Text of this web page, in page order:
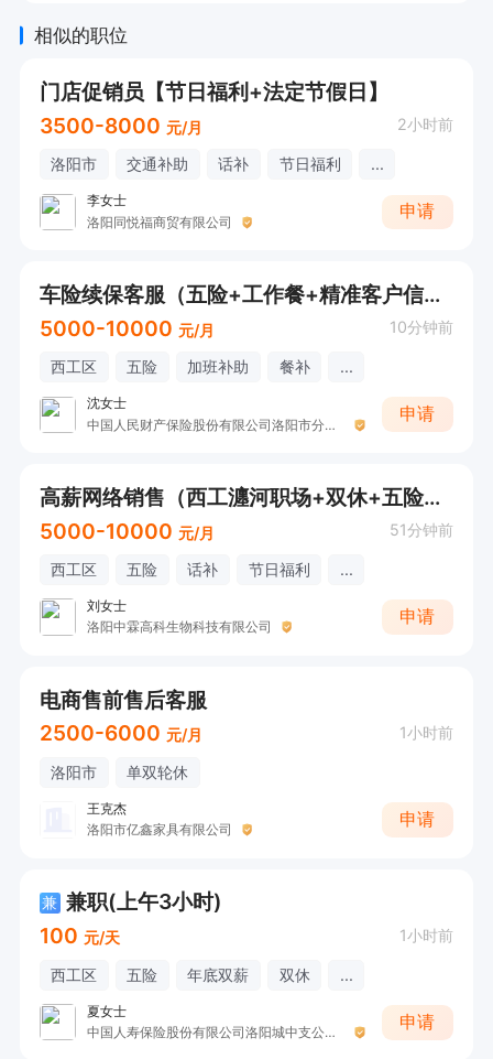
工作地点：
相似的职位
门店促销员【节日福利+法定节假日】
3500-8000 元/月 2小时前
洛阳市 交通补助 话补 节日福利 ...
李女士
洛阳同悦福商贸有限公司
申请
车险续保客服（五险+工作餐+精准客户信息）
5000-10000 元/月 10分钟前
西工区 五险 加班补助 餐补 ...
沈女士
中国人民财产保险股份有限公司洛阳市分公司
申请
高薪网络销售（西工瀍河职场+双休+五险+法定节假日）
5000-10000 元/月 51分钟前
西工区 五险 话补 节日福利 ...
刘女士
洛阳中霖高科生物科技有限公司
申请
电商售前售后客服
2500-6000 元/月 1小时前
洛阳市 单双轮休
王克杰
洛阳市亿鑫家具有限公司
申请
兼 兼职(上午3小时)
100 元/天 1小时前
西工区 五险 年底双薪 双休 ...
夏女士
中国人寿保险股份有限公司洛阳城中支公司(荣耀部）
申请